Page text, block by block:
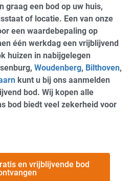
graag een bod op uw huis,
of locatie. Een van onze
een waardebepaling op
één werkdag een vrijblijvend
huizen in nabijgelegen
Woudenberg, Bilthoven,
kunt u bij ons aanmelden
bod. Wij kopen alle
bod biedt veel zekerheid voor
en vrijblijvende bod